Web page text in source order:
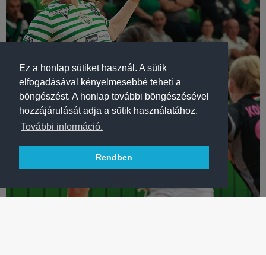
Ez a honlap sütiket használ. A sütik
elfogadásával kényelmesebbé teheti a
böngészést. A honlap további böngészésével
hozzájárulását adja a sütik használatához.
További információ.
Rendben